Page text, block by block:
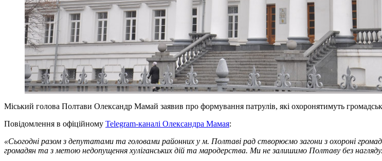
Міський голова Полтави Олександр Мамай заявив про формування патрулів, які охоронятимуть
Повідомлення в офіційному Telegram-каналі Олександра Мамая:
«Сьогодні разом з депутатами та головами районних у м. Полтаві рад створюємо загони з охороні
громадян та з метою недопущення хуліганських дій та мародерства. Ми не залишимо Полтаву без нагляду.